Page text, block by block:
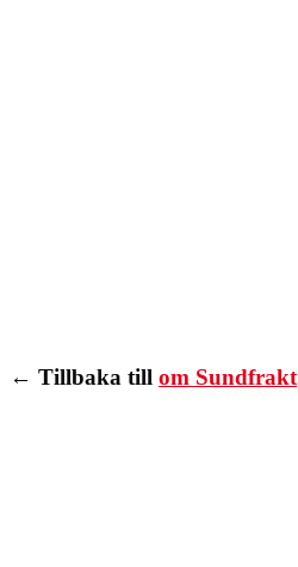
← Tillbaka till om Sundfrakt